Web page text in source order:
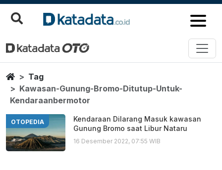
Kawasan Gunung Bromo
Berita Terbaru
HomeTag
Kawasan-Gunung-Bromo-Ditutup-Untuk-
Kendaraanbermotor
OTOPEDIA
Kendaraan Dilarang Masuk kawasan
Gunung Bromo saat Libur Nataru
16 Desember 2022, 07:55 WIB